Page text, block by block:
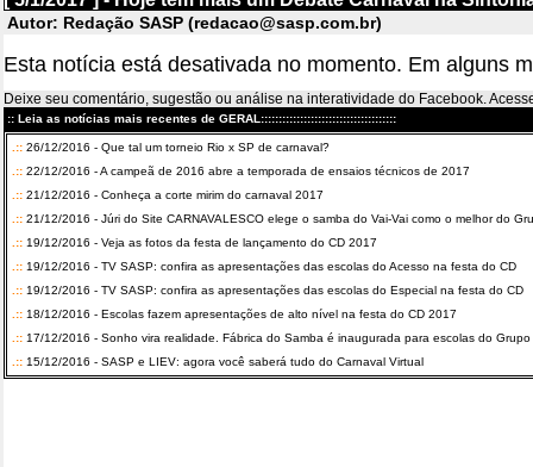
Autor: Redação SASP (redacao@sasp.com.br)
Esta notícia está desativada no momento. Em alguns
Deixe seu comentário, sugestão ou análise na interatividade do Facebook.
:: Leia as notícias mais recentes de GERAL::::::::::::::::::::::::::::::::::::::
.:: 26/12/2016 - Que tal um torneio Rio x SP de carnaval?
.:: 22/12/2016 - A campeã de 2016 abre a temporada de ensaios técnicos de 2017
.:: 21/12/2016 - Conheça a corte mirim do carnaval 2017
.:: 21/12/2016 - Júri do Site CARNAVALESCO elege o samba do Vai-Vai como o melhor do
.:: 19/12/2016 - Veja as fotos da festa de lançamento do CD 2017
.:: 19/12/2016 - TV SASP: confira as apresentações das escolas do Acesso na festa do CD
.:: 19/12/2016 - TV SASP: confira as apresentações das escolas do Especial na festa do CD
.:: 18/12/2016 - Escolas fazem apresentações de alto nível na festa do CD 2017
.:: 17/12/2016 - Sonho vira realidade. Fábrica do Samba é inaugurada para escolas do
.:: 15/12/2016 - SASP e LIEV: agora você saberá tudo do Carnaval Virtual